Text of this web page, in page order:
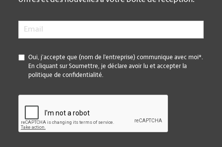
Email
*
Oui, j’accepte que (nom de l’entreprise) communique avec moi*.
En cliquant sur Soumettre, je déclare avoir lu et accepter la
politique de confidentialité.